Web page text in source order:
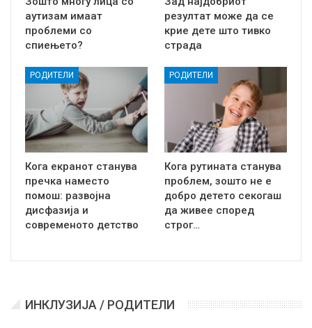
аутизам имаат
проблеми со
спиењето?
резултат може да се
крие дете што тивко
страда
РОДИТЕЛИ
Кога екранот станува
пречка наместо
помош: развојна
дисфазија и
современото детство
РОДИТЕЛИ
Кога рутината станува
проблем, зошто не е
добро детето секогаш
да живее според
строг…
ИНКЛУЗИЈА / РОДИТЕЛИ